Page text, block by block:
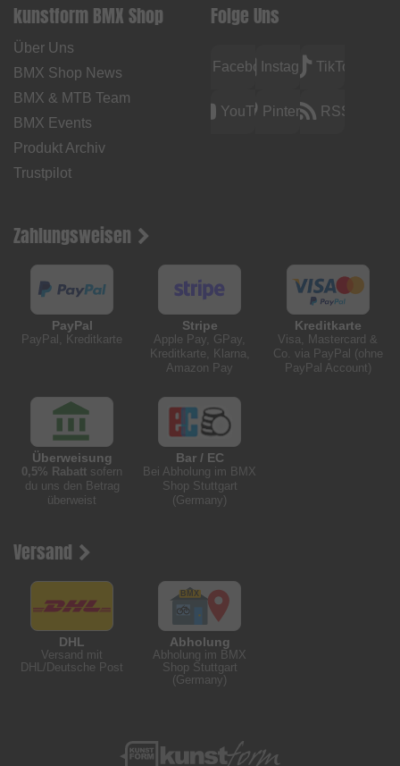
kunstform BMX Shop
Über Uns
BMX Shop News
BMX & MTB Team
BMX Events
Produkt Archiv
Trustpilot
Folge Uns
FacebookInstagramTikTok
YouTubePinterest RSS
Zahlungsweisen
PayPal
PayPal, Kreditkarte
Stripe
Apple Pay, GPay,
Kreditkarte, Klarna,
Amazon Pay
Kreditkarte
Visa, Mastercard &
Co. via PayPal (ohne
PayPal Account)
Überweisung
0,5% Rabatt sofern
du uns den Betrag
überweist
Bar / EC
Bei Abholung im BMX
Shop Stuttgart
(Germany)
Versand
DHL
Versand mit
DHL/Deutsche Post
Abholung
Abholung im BMX
Shop Stuttgart
(Germany)